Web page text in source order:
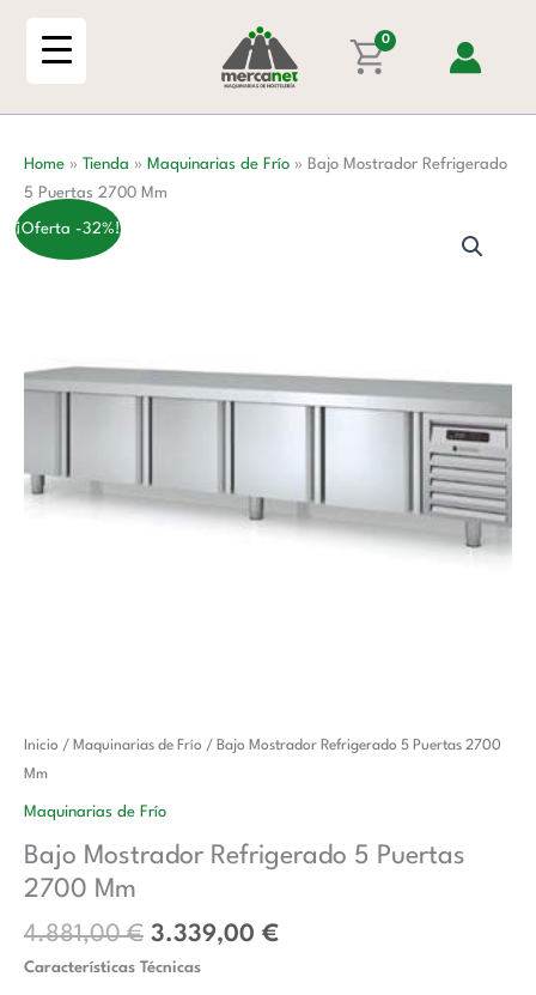
0
Home » Tienda » Maquinarias de Frío » Bajo Mostrador Refrigerado
5 Puertas 2700 Mm
¡Oferta -32%!
Inicio / Maquinarias de Frío / Bajo Mostrador Refrigerado 5 Puertas 2700
Mm
Maquinarias de Frío
Bajo Mostrador Refrigerado 5 Puertas
2700 Mm
4.881,00€
El
original
4.881,00 €.
3.339,00 €
El
3.339,00 €.
Características Técnicas
Bajo
Mostrador
Refrigerado
Puertas
2700
cantidad
Puertas
2700
Mm